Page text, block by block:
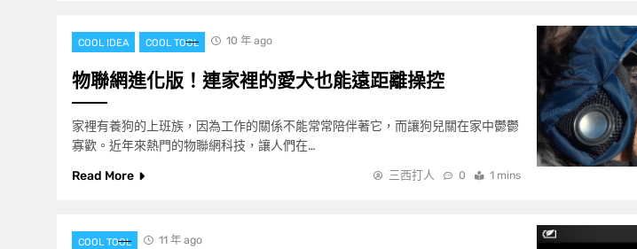
COOL IDEA COOL TOOL 10 年 ago
物聯網進化版！連家裡的愛犬也能遠距離操控
家裡有養狗的上班族，因為工作的關係不能常常陪伴著它，而讓狗兒關在家中鬱鬱
寡歡。近年來熱門的物聯網科技，讓人們在…
Read More
三西打人 0 1 mins
COOL TOOL 11 年 ago